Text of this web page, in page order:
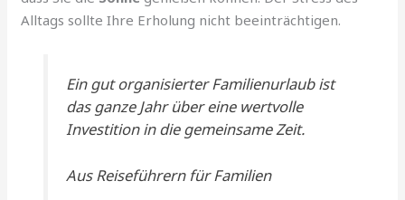
Alltags sollte Ihre Erholung nicht beeinträchtigen.
Ein gut organisierter Familienurlaub ist
dasganze Jahrüber eine wertvolle
Investition in die gemeinsame Zeit.
Aus Reiseführern für Familien